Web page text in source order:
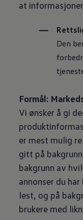
at
Den
Formål:
Vi ønsker å gi
er mest mulig
gitt på
bakgrunn av
annonser du
lest, og på
brukere med